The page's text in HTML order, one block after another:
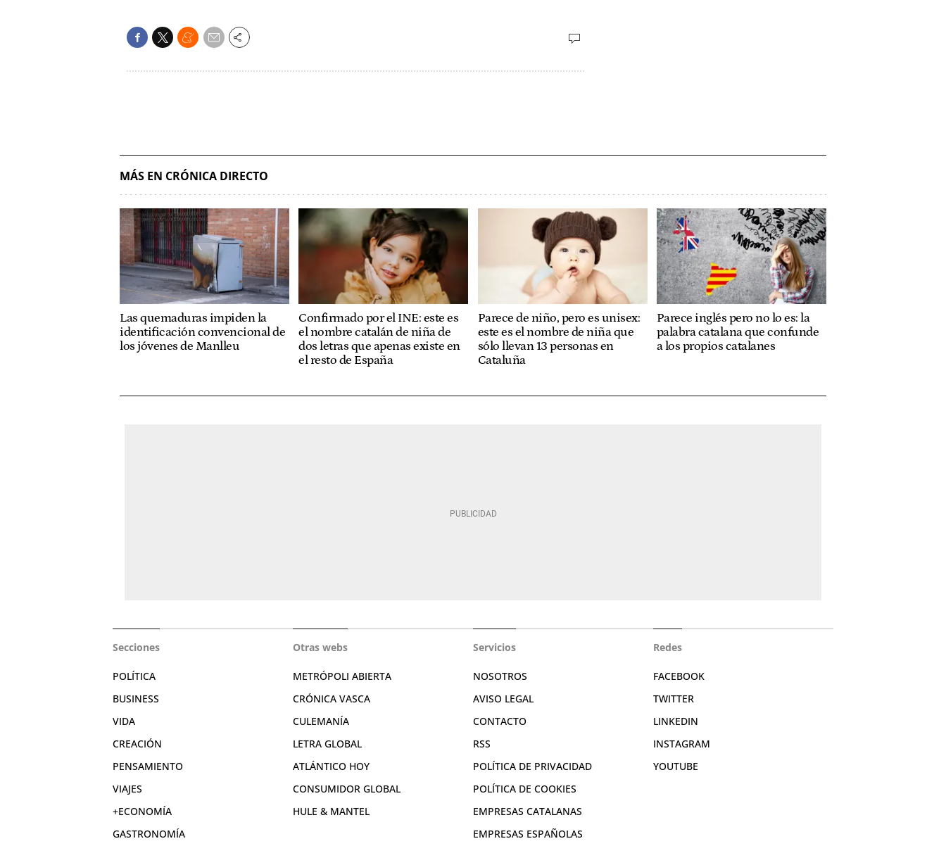
MÁS EN CRÓNICA DIRECTO
Las quemaduras impiden la
identificación convencional de
los jóvenes de Manlleu
Confirmado por el INE: este es
el nombre catalán de niña de
dos letras que apenas existe en
el resto de España
Parece de niño, pero es unisex:
este es el nombre de niña que
sólo llevan 13 personas en
Cataluña
Parece inglés pero no lo es: la
palabra catalana que confunde
a los propios catalanes
Secciones
POLÍTICA
BUSINESS
VIDA
CREACIÓN
PENSAMIENTO
VIAJES
+ECONOMÍA
GASTRONOMÍA
Otras webs
METRÓPOLI ABIERTA
CRÓNICA VASCA
CULEMANÍA
LETRA GLOBAL
ATLÁNTICO HOY
CONSUMIDOR GLOBAL
HULE & MANTEL
Servicios
NOSOTROS
AVISO LEGAL
CONTACTO
RSS
POLÍTICA DE PRIVACIDAD
POLÍTICA DE COOKIES
EMPRESAS CATALANAS
EMPRESAS ESPAÑOLAS
Redes
FACEBOOK
TWITTER
LINKEDIN
INSTAGRAM
YOUTUBE